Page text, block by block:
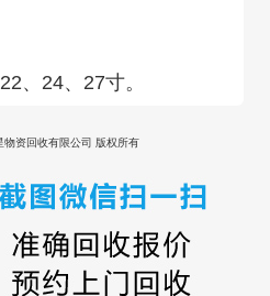
、24、27寸。
资回收有限公司 版权所有